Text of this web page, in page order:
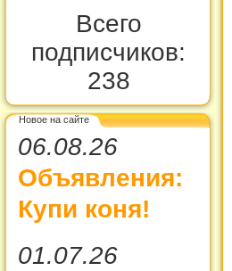
Всего
подписчиков:
238
Новое на сайте
06.08.26
Объявления:
Купи коня!
01.07.26